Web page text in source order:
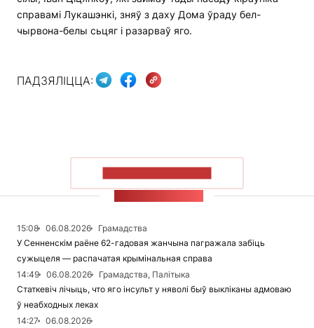
справамі Лукашэнкі, зняў з даху Дома ўраду бел-
чырвона-белы сьцяг і разарваў яго.
ПАДЗЯЛІЦЦА:
15:08 06.08.2026
Грамадства
У Сенненскім раёне 62-гадовая жанчына пагражала забіць
сужыцеля — распачатая крымінальная справа
14:49
06.08.2026
Грамадства, Палітыка
Статкевіч лічыць, что яго інсульт у няволі быў выкліканы адмоваю
ў неабходных леках
14:27
06.08.2026